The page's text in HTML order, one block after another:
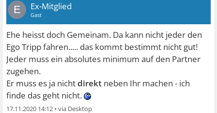
E Ex-Mitglied
Gast
Ehe heisst doch Gemeinam. Da kann nicht jeder den
Ego Tripp fahren..... das kommt bestimmt nicht gut!
Jeder muss ein absolutes minimum auf den Partner
zugehen.
Er muss es ja nichtdirekt neben Ihr machen - ich
finde das geht nicht.
17.11.2020 14:12 •